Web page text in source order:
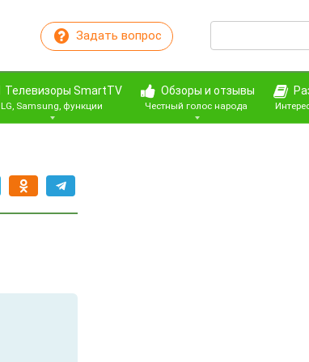
Задать вопрос Поиск:
Телевизоры SmartTV
LG, Samsung, функции
Обзоры и отзывы
Честный голос народа